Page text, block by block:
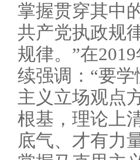
掌握贯穿其中
共产党执政规
规律。”在
续强调：“要
主义立场观点
根基，理论上
底气、才有力